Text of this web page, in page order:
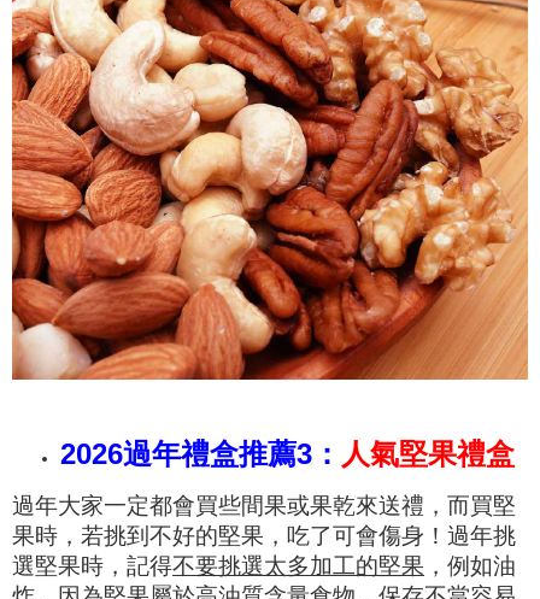
2026過年禮盒推薦3： 人氣堅果禮盒
過年大家一定都會買些間果或果乾來送禮，而買堅
果時，若挑到不好的堅果，吃了可會傷身！過年挑
選堅果時，記得不要挑選太多加工的堅果 ，例如油